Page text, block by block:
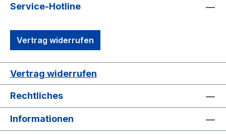
Service-Hotline
Vertrag widerrufen
Vertrag widerrufen
Rechtliches
Informationen